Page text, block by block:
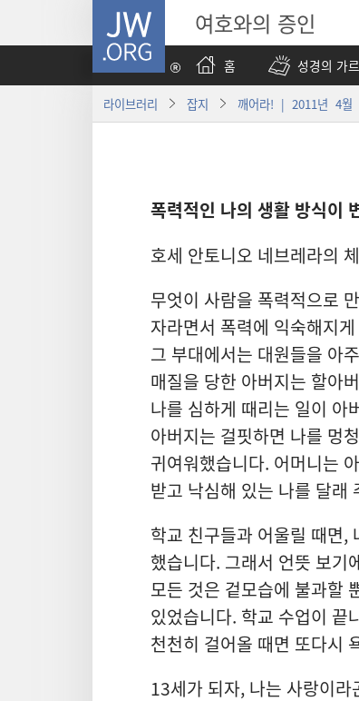
JW.ORG 여호와의 증인
홈
성경의 가
라이브러리 잡지 깨어라! | 2011년 4월
폭력적인 나의 생활 방식이
호세 안토니오 네브레라의
무엇이 사람을 폭력적으로
자라면서 폭력에 익숙해지
그 부대에서는 대원들을 아
매질을 당한 아버지는 할아
나를 심하게 때리는 일이 아
아버지는 걸핏하면 나를 멍
귀여워했습니다. 어머니는
받고 낙심해 있는 나를 달래
학교 친구들과 어울릴 때면,
했습니다. 그래서 언뜻 보기
모든 것은 겉모습에 불과할
있었습니다. 학교 수업이 끝
천천히 걸어올 때면 또다시
13세가 되자, 나는 사랑이